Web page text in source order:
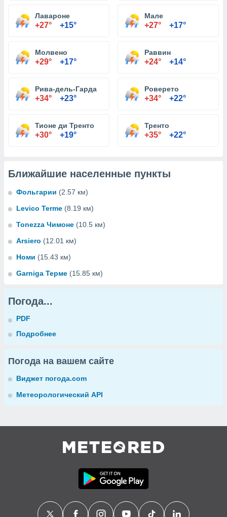
Лавароне
+27° +15°
Мале
+27° +17°
Молвено
+29° +17°
Раввин
+24° +14°
Рива-дель-Гарда
+34° +23°
Роверето
+34° +22°
Тионе ди Тренто
+30° +19°
Тренто
+35° +22°
Ближайшие населенные пункты
Фольгарии (2.57 км)
Levico Terme (8.19 км)
Tonezza Чимоне (10.5 км)
Arsiero (12.01 км)
Номи (15.43 км)
Garniga Терме (15.85 км)
Погода...
PDF
Подробнее
Погода на вашем сайте
Виджет погода.com
Метеорологический API